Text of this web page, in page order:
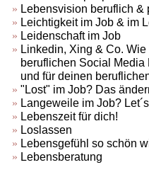
Lebensvision beruflich &
Leichtigkeit im Job & im
Leidenschaft im Job
Linkedin, Xing & Co.
beruflichen Social
und für deinen
"Lost" im Job? Das
Langeweile im Job?
Lebenszeit für dich!
Loslassen
Lebensgefühl so schön
Lebensberatung